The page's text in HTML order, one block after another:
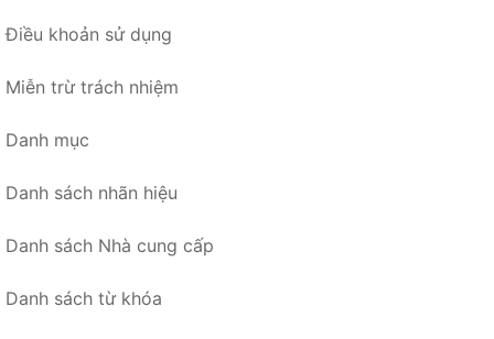
Điều khoản sử dụng
Miễn trừ trách nhiệm
Danh mục
Danh sách nhãn hiệu
Danh sách Nhà cung cấp
Danh sách từ khóa